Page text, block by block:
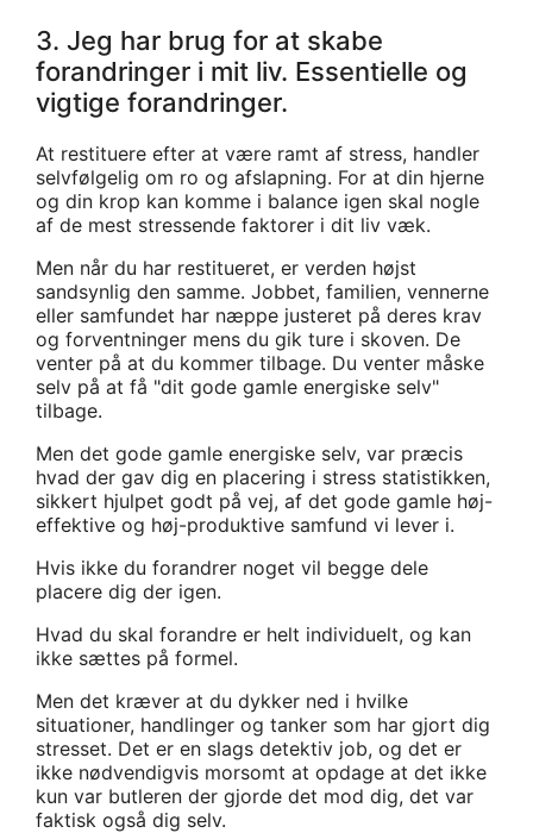
3. Jeg har brug for at skabe
forandringer i mit liv. Essentielle og
vigtige forandringer.
At restituere efter at være ramt af stress, handler
selvfølgelig om ro og afslapning. For at din hjerne
og din krop kan komme i balance igen skal nogle
af de mest stressende faktorer i dit liv væk.
Men når du har restitueret, er verden højst
sandsynlig den samme. Jobbet, familien, vennerne
eller samfundet har næppe justeret på deres krav
og forventninger mens du gik ture i skoven. De
venter på at du kommer tilbage. Du venter måske
selv på at få "dit gode gamle energiske selv"
tilbage.
Men det gode gamle energiske selv, var præcis
hvad der gav dig en placering i stress statistikken,
sikkert hjulpet godt på vej, af det gode gamle høj-
effektive og høj-produktive samfund vi lever i.
Hvis ikke du forandrer noget vil begge dele
placere dig der igen.
Hvad du skal forandre er helt individuelt, og kan
ikke sættes på formel.
Men det kræver at du dykker ned i hvilke
situationer, handlinger og tanker som har gjort dig
stresset. Det er en slags detektiv job, og det er
ikke nødvendigvis morsomt at opdage at det ikke
kun var butleren der gjorde det mod dig, det var
faktisk også dig selv.